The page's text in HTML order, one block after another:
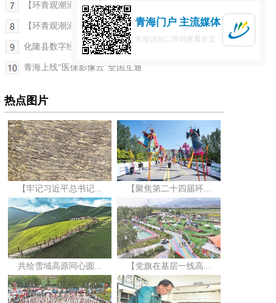
【环青观潮涌——环青赛特刊·环青日记】驭风前行的...
【环青观潮涌——环青赛特刊·决胜时刻】互助-门源...
化隆县数字经济及拉面产业数据开发运营基地启动
青海上线“医保影像云”全国互通
热点图片
【牢记习近平总书记... 【聚焦第二十四届环...
共绘雪域高原同心圆... 【党旗在基层一线高...
青海门户 主流媒体
长按识别二维码查看全文